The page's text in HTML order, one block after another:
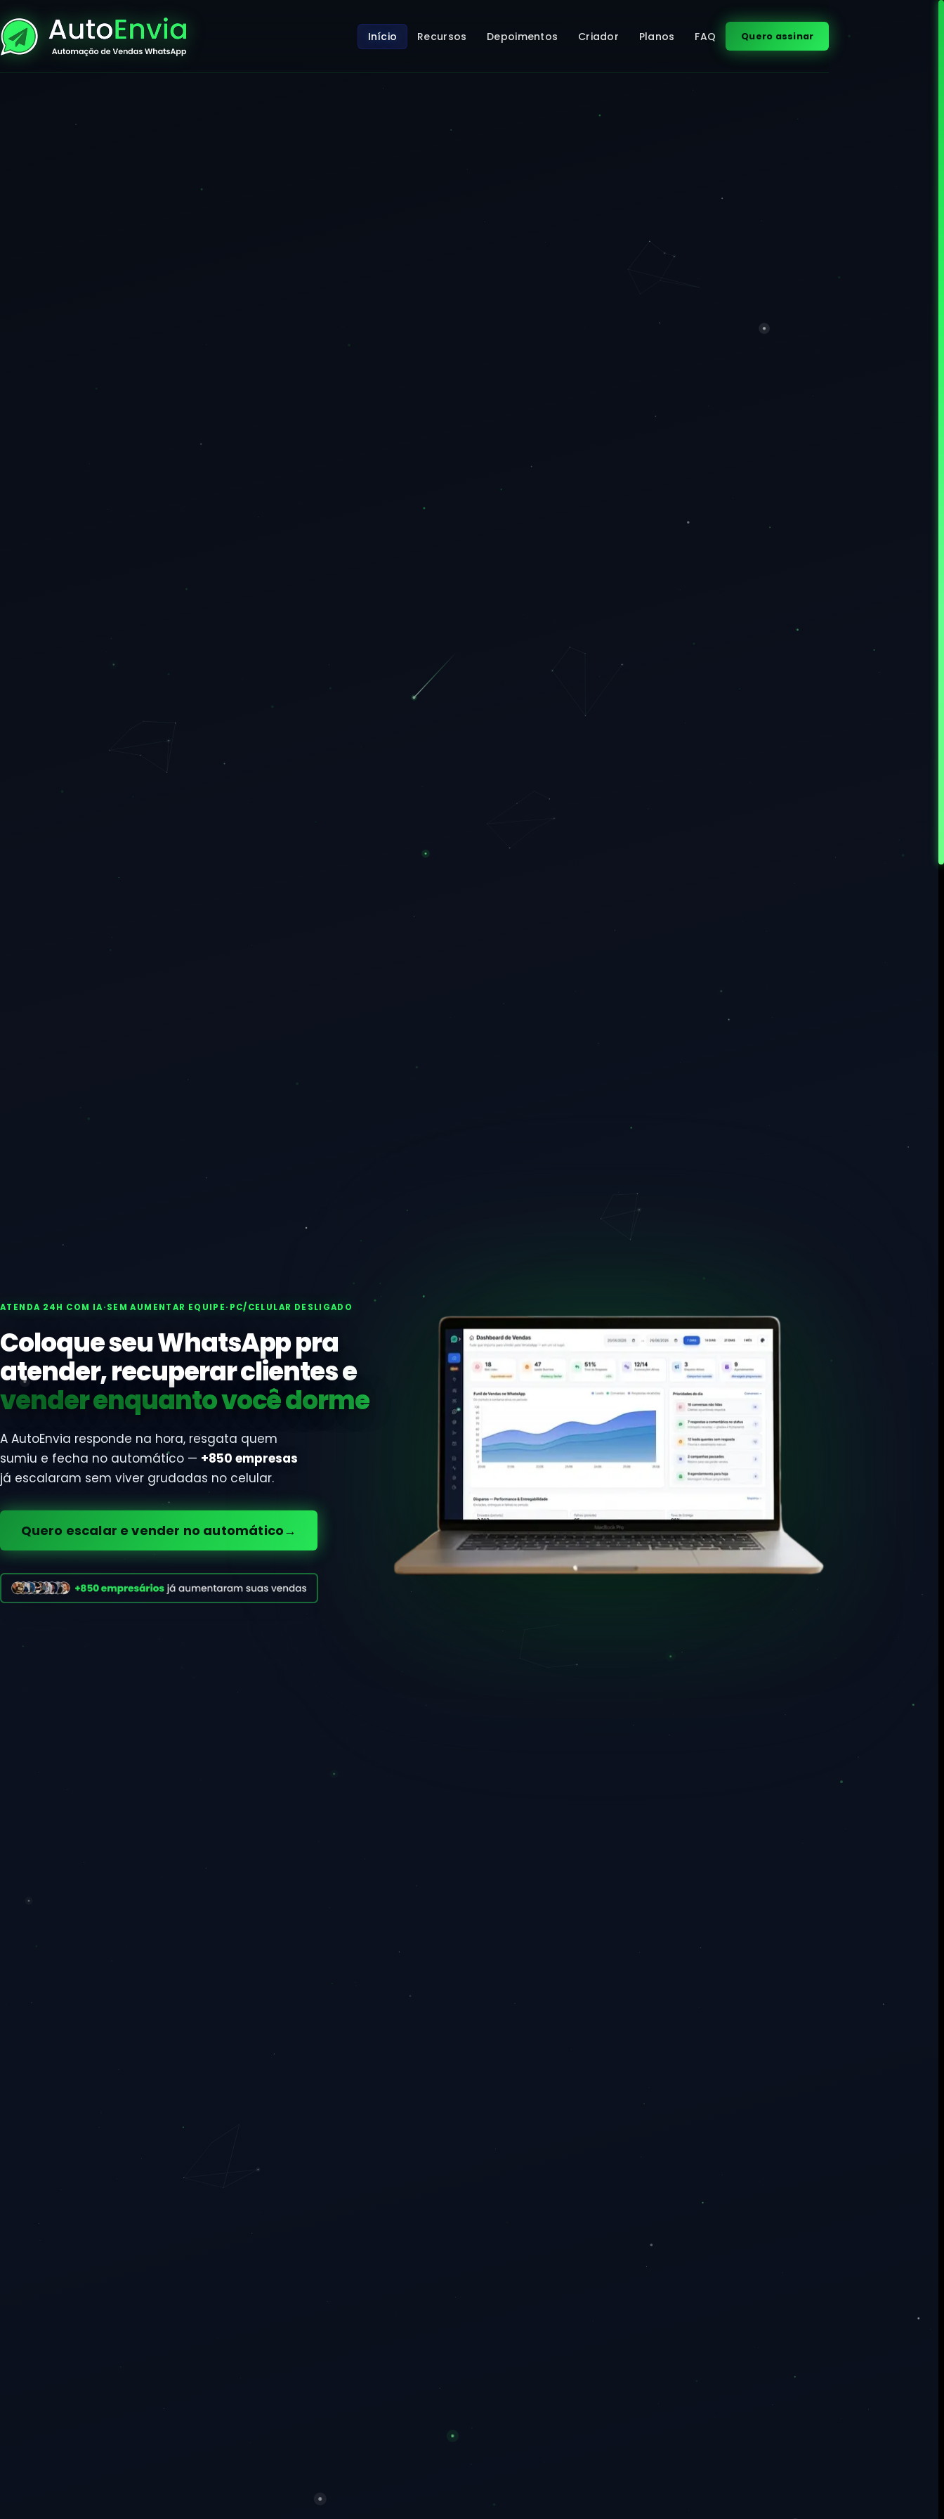
Início Recursos Depoimentos Criador Planos FAQ Quero assinar
ATENDA 24H COM IA·SEM AUMENTAR EQUIPE· PC/CELULAR DESLIGADO
Coloque seu WhatsApp pra
atender, recuperar clientes e
vender enquanto você dorme
A AutoEnvia responde na hora, resgata quem
sumiu e fecha no automático — +850 empresas
já escalaram sem viver grudadas no celular.
Quero escalar e vender no automático→